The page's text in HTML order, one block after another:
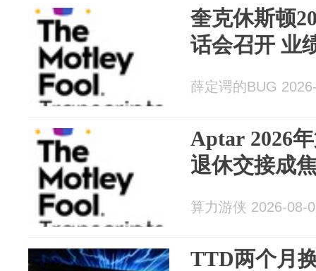
奎克休斯顿
话会召开 业
薛定谔的BUG
Aptar 2026
退休交接成
算力游侠 2026-08-
TTD两个月